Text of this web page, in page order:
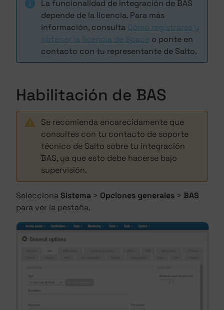
La funcionalidad de integración de BAS
depende de la licencia. Para más
información, consulta Cómo registrarse y
obtener la licencia de Space o ponte en
contacto con tu representante de Salto.
Habilitación de BAS
Se recomienda encarecidamente que
consultes con tu contacto de soporte
técnico de Salto sobre tu integración
BAS, ya que esto debe hacerse bajo
supervisión.
SeleccionaSistema > Opciones generales > BAS
para ver la pestaña.